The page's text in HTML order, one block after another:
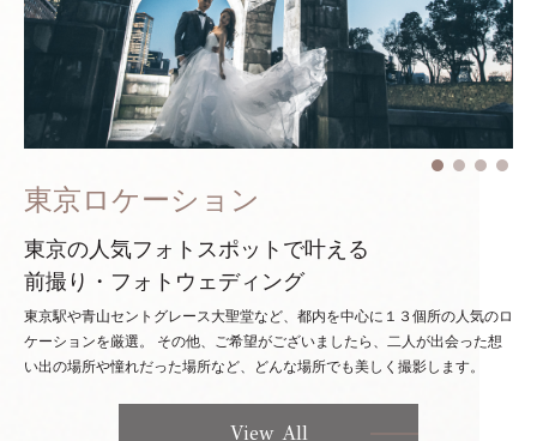
東京ロケーション
東京の人気フォトスポットで叶える
前撮り・フォトウェディング
東京駅や青山セントグレース大聖堂など、都内を中心に１３個所の人気のロ
ケーションを厳選。 その他、ご希望がございましたら、二人が出会った想
い出の場所や憧れだった場所など、どんな場所でも美しく撮影します。
View All